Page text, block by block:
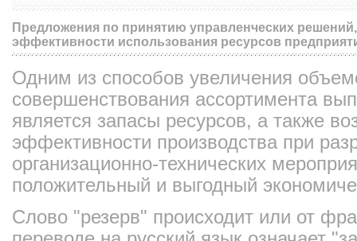
Предложения по принятию управленческих
эффективности использования ресурсов
Одним из способов увеличения
совершенствования ассортимента
является запасы ресурсов, а также
эффективности производства при
организационно-технических
положительный и выгодный
Слово "резерв" происходит или от